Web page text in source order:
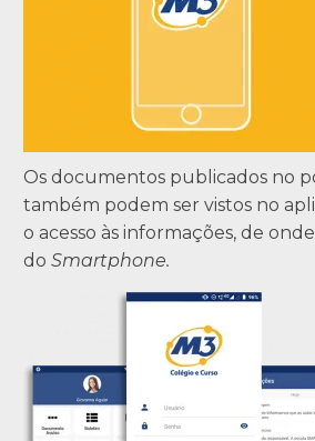
Os documentos publicados no
também podem ser vistos no
o acesso às informações, de
do Smartphone.